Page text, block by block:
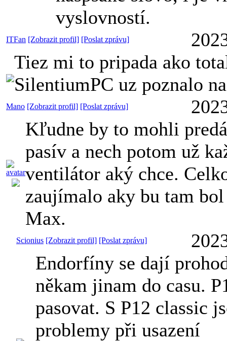
vyslovností.
ITFan [Zobrazit profil] [Poslat zprávu]
Tiez mi to pripada ako
SilentiumPC uz poznalo
Mano [Zobrazit profil] [Poslat zprávu]
Kľudne by to mohli
pasív a nech potom už
ventilátor aký chce.
zaujímalo aky bu tam
Max.
Scionius [Zobrazit profil] [Poslat zprávu]
Endorfíny se dají
někam jinam do casu.
pasovat. S P12 classic
problemy při usazení